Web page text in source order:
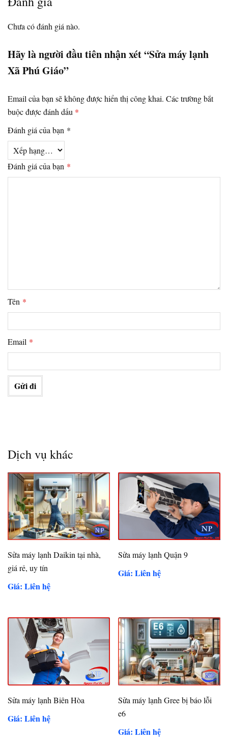
Chưa có đánh giá nào.
Hãy là người đầu tiên nhận xét “Sửa máy lạnh
Xã Phú Giáo”
Email của bạn sẽ không được hiển thị công khai. Các trường bắt
buộc được đánh dấu *
Đánh giá của bạn *
Đánh giá của bạn *
Tên *
Email *
Dịch vụ khác
Sửa máy lạnh Daikin tại nhà,
giá rẻ, uy tín
Giá: Liên hệ
Sửa máy lạnh Quận 9
Giá: Liên hệ
Sửa máy lạnh Biên Hòa
Giá: Liên hệ
Sửa máy lạnh Gree bị báo lỗi
e6
Giá: Liên hệ